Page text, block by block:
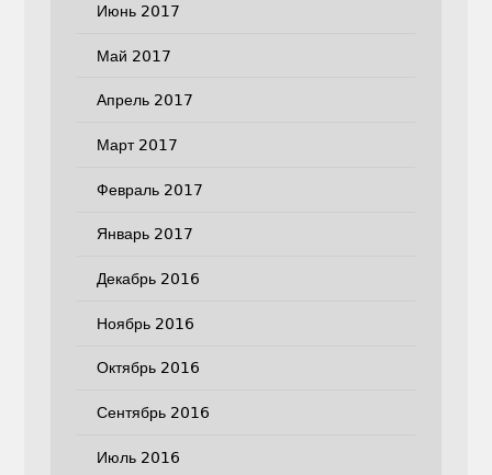
Июнь 2017
Май 2017
Апрель 2017
Март 2017
Февраль 2017
Январь 2017
Декабрь 2016
Ноябрь 2016
Октябрь 2016
Сентябрь 2016
Июль 2016